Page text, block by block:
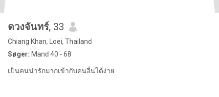
ดวงจันทร์, 33
Chiang Khan, Loei, Thailand
Søger: Mand 40 - 68
เป็นคนน่ารักมากเข้ากับคนอื่นได้ง่าย